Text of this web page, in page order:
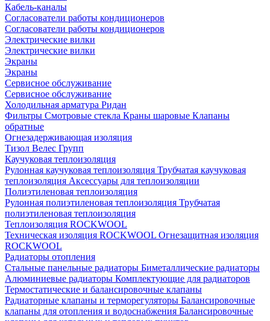
Кабель-каналы
Согласователи работы кондиционеров
Согласователи работы кондиционеров
Электрические вилки
Электрические вилки
Экраны
Экраны
Сервисное обслуживание
Сервисное обслуживание
Холодильная арматура Ридан
Фильтры Смотровые стекла Краны шаровые Клапаны
обратные
Огнезадерживающая изоляция
Тизол Велес Групп
Каучуковая теплоизоляция
Рулонная каучуковая теплоизоляция Трубчатая каучуковая
теплоизоляция Аксессуары для теплоизоляции
Полиэтиленовая теплоизоляция
Рулонная полиэтиленовая теплоизоляция Трубчатая
полиэтиленовая теплоизоляция
Теплоизоляция ROCKWOOL
Техническая изоляция ROCKWOOL Огнезащитная изоляция
ROCKWOOL
Радиаторы отопления
Стальные панельные радиаторы Биметаллические радиаторы
Алюминиевые радиаторы Комплектующие для радиаторов
Термостатические и балансировочные клапаны
Радиаторные клапаны и терморегуляторы Балансировочные
клапаны для отопления и водоснабжения Балансировочные